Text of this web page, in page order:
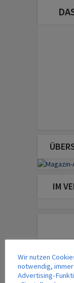
IM
Wir nutzen
notwendig,
Advertising-